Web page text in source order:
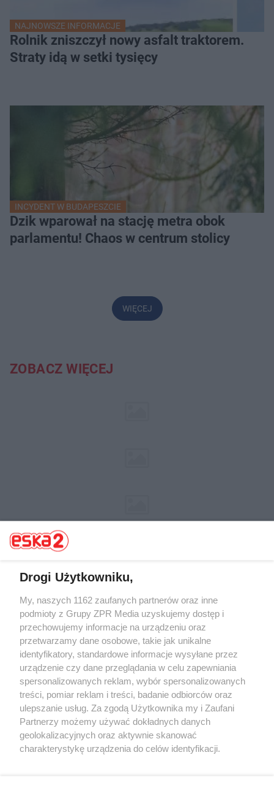
NAJNOWSZE INFORMACJE
Rolnik zniszczył nowy asfalt traktorem.
Straty idą w setki tysięcy
INCYDENT W BUDAPESZCIE
Dzik wparował na stację metra obok
parlamentu! Chaos w centrum stolicy
WIĘCEJ
ZOBACZ WIĘCEJ
Żaden utwór zamieszczony w serwisie nie może być powielany i
rozpowszechniany lub dalej rozpowszechniany w jakikolwiek sposób (w
tym także elektroniczny lub mechaniczny) na jakimkolwiek polu
eksploatacji w jakiejkolwiek formie, włącznie z umieszczaniem w
Internecie bez pisemnej zgody właściciela praw. Jakiekolwiek użycie lub
wykorzystanie utworów w całości lub w części z naruszeniem prawa,
tzn. bez właściwej zgody, jest zabronione pod groźbą kary i może być
ścigane prawnie.
Drogi Użytkowniku,
My, naszych 1162 zaufanych partnerów oraz inne
podmioty z Grupy ZPR Media uzyskujemy dostęp i
przechowujemy informacje na urządzeniu oraz
przetwarzamy dane osobowe, takie jak unikalne
identyfikatory, standardowe informacje wysyłane przez
urządzenie czy dane przeglądania w celu zapewniania
spersonalizowanych reklam, wybór spersonalizowanych
treści, pomiar reklam i treści, badanie odbiorców oraz
ulepszanie usług. Za zgodą Użytkownika my i Zaufani
Partnerzy możemy używać dokładnych danych
geolokalizacyjnych oraz aktywnie skanować
charakterystykę urządzenia do celów identyfikacji.